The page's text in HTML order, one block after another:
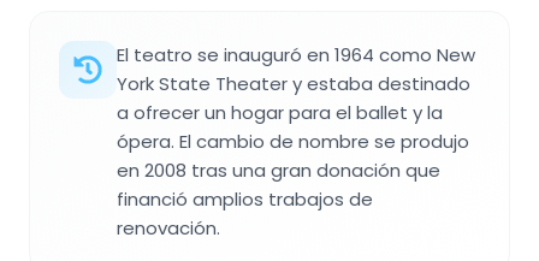
El teatro se inauguró en 1964 como New
York State Theater y estaba destinado
a ofrecer un hogar para el ballet y la
ópera. El cambio de nombre se produjo
en 2008 tras una gran donación que
financió amplios trabajos de
renovación.